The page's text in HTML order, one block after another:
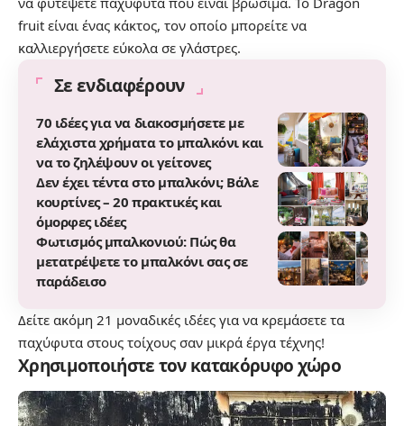
fruit είναι ένας κάκτος, τον οποίο μπορείτε να
καλλιεργήσετε εύκολα σε γλάστρες.
Σε ενδιαφέρουν
70 ιδέες για να διακοσμήσετε με
ελάχιστα χρήματα το μπαλκόνι και
να το ζηλέψουν οι γείτονες
Δεν έχει τέντα στο μπαλκόνι; Βάλε
κουρτίνες – 20 πρακτικές και
όμορφες ιδέες
Φωτισμός μπαλκονιού: Πώς θα
μετατρέψετε το μπαλκόνι σας σε
παράδεισο
Δείτε ακόμη 21 μοναδικές ιδέες για να κρεμάσετε τα
παχύφυτα στους τοίχους σαν μικρά έργα τέχνης!
Χρησιμοποιήστε τον κατακόρυφο χώρο